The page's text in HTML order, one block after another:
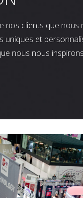
nos clients que
uniques et
nous nous